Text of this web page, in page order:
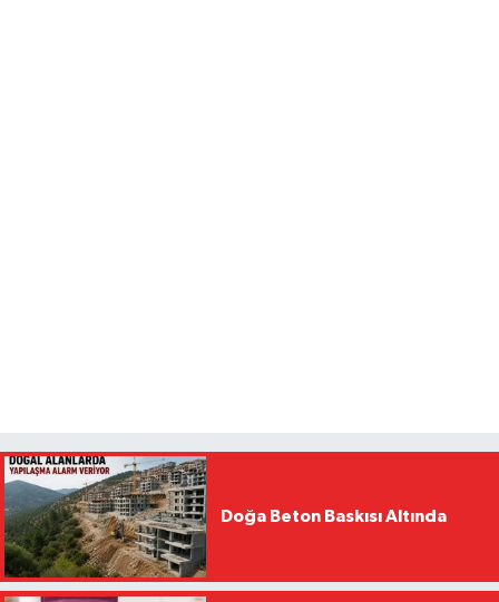
Doğa Beton Baskısı Altında